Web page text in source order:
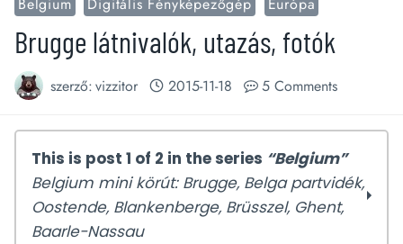
Belgium Digitális Fényképezőgép Európa
Brugge látnivalók, utazás, fotók
szerző:vizzitor 2015-11-18 5 Comments
This is post 1 of 2 in the series “Belgium”
Belgium mini körút: Brugge, Belga partvidék,
Oostende, Blankenberge, Brüsszel, Ghent,
Baarle-Nassau